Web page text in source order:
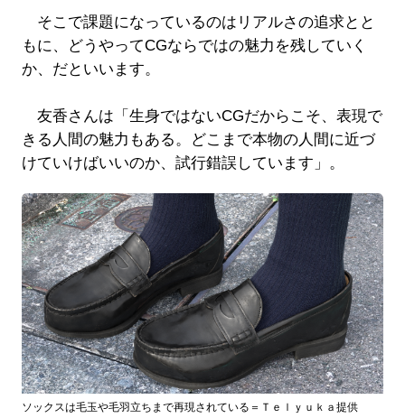
そこで課題になっているのはリアルさの追求とと
もに、どうやってCGならではの魅力を残していく
か、だといいます。
友香さんは「生身ではないCGだからこそ、表現で
きる人間の魅力もある。どこまで本物の人間に近づ
けていけばいいのか、試行錯誤しています」。
ソックスは毛玉や毛羽立ちまで再現されている＝Ｔｅｌｙｕｋａ提供